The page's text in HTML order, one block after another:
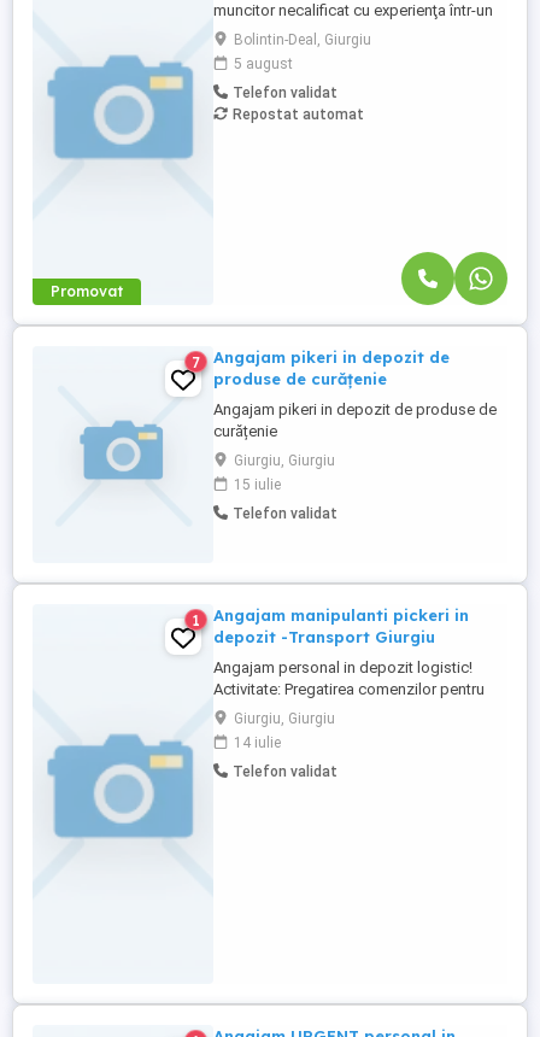
Promovat
muncitor necalificat cu experienţa într-un
depozit logistic; Cunostinţe în domeniul
logisticii; Persoană dinamică și
responsabilă; Program de lucru in ture
(6:00 - 14:30 și 13:30 22:00) intermediar
(8:30 - 17:00), L-V. Descrierea jobului
Bolintin-Deal, Giurgiu
5 august
Telefon validat
Repostat automat
7
Angajam pikeri in depozit de
produse de curățenie
Angajam pikeri in depozit de produse de
curățenie
Giurgiu, Giurgiu
15 iulie
Telefon validat
1
Angajam manipulanti pickeri in
depozit -Transport Giurgiu
Angajam personal in depozit logistic!
Activitate: Pregatirea comenzilor pentru
livrare cu scanner si liza Cerinte: Minim 8
clase absolvite Minima experienta in
depozit Cazier judiciar fara antecedente
Disponibilitate de a incasa salariul pe card
Giurgiu, Giurgiu
14 iulie
Telefon validat